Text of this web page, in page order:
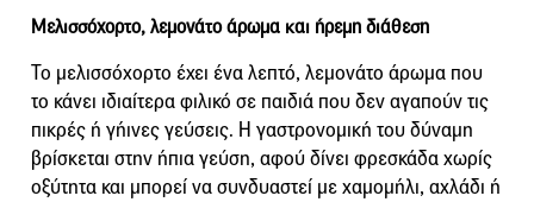
Μελισσόχορτο, λεμονάτο άρωμα και ήρεμη διάθεση
Το μελισσόχορτο έχει ένα λεπτό, λεμονάτο άρωμα που
το κάνει ιδιαίτερα φιλικό σε παιδιά που δεν αγαπούν τις
πικρές ή γήινες γεύσεις. Η γαστρονομική του δύναμη
βρίσκεται στην ήπια γεύση, αφού δίνει φρεσκάδα χωρίς
οξύτητα και μπορεί να συνδυαστεί με χαμομήλι, αχλάδι ή